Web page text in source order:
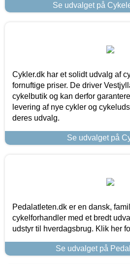
Se udvalget på
Cykler.dk har et solidt udvalg af
fornuftige priser. De driver
cykelbutik og kan derfor
levering af nye cykler og
deres udvalg.
Se udvalget på
Pedalatleten.dk er en dansk,
cykelforhandler med et bredt
udstyr til hverdagsbrug. Klik her
Se udvalget på